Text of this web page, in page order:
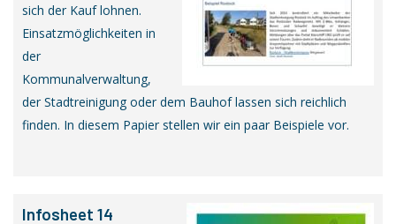
sich der Kauf lohnen.
Einsatzmöglichkeiten in
der
Kommunalverwaltung,
der Stadtreinigung oder dem Bauhof lassen sich reichlich
finden. In diesem Papier stellen wir ein paar Beispiele vor.
Infosheet 14